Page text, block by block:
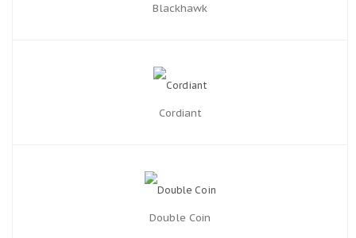
Blackhawk
Cordiant
Double Coin